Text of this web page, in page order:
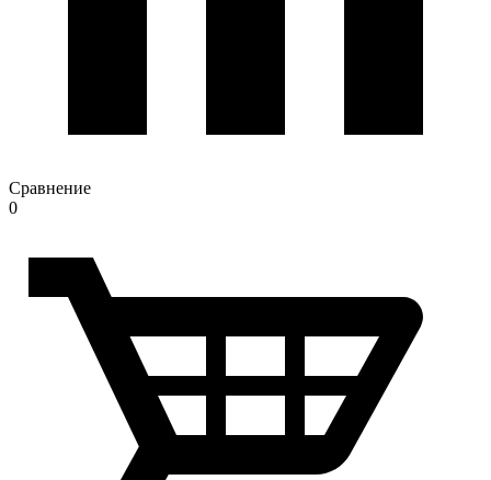
Сравнение
0